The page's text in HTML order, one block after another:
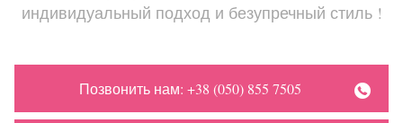
индивидуальный подход и безупречный стиль !
Позвонить нам: +38 (050) 855 7505